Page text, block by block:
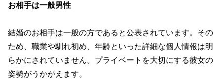
お相手は一般男性
結婚のお相手は一般の方であると公表されています。その
ため、職業や馴れ初め、年齢といった詳細な個人情報は明
らかにされていません。プライベートを大切にする彼女の
姿勢がうかがえます。